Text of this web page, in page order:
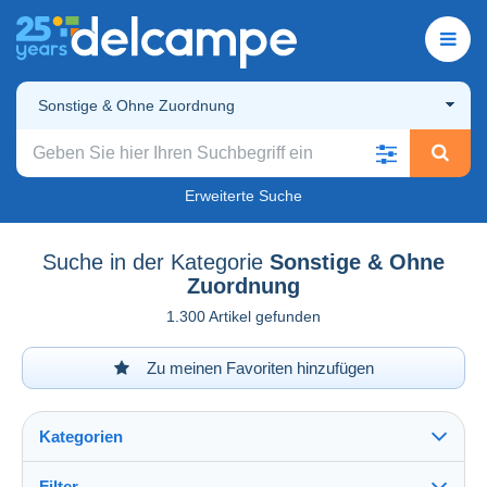
Sonstige & Ohne Zuordnung
Erweiterte Suche
Suche in der Kategorie Sonstige & Ohne
Zuordnung
1.300 Artikel gefunden
Zu meinen Favoriten hinzufügen
Kategorien